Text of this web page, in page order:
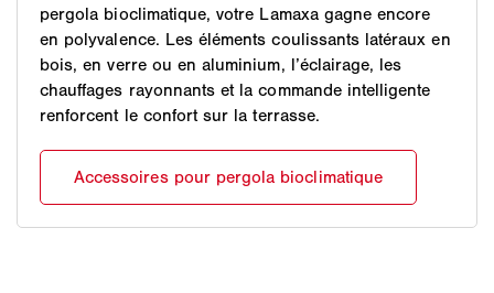
pergola bioclimatique, votre Lamaxa gagne encore
en polyvalence. Les éléments coulissants latéraux en
bois, en verre ou en aluminium, l’éclairage, les
chauffages rayonnants et la commande intelligente
renforcent le confort sur la terrasse.